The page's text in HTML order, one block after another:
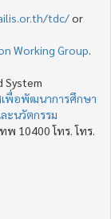
tdc/or
Working Group
System
เพื่อพัฒนาการศึกษา
ะนวัตกรรม
พ 10400 โทร. โทร.